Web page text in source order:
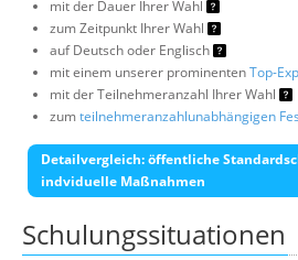
mit der Dauer Ihrer Wahl
zum Zeitpunkt Ihrer Wahl
auf Deutsch oder Englisch
mit einem unserer prominentenTop-
mit der Teilnehmeranzahl Ihrer Wahl
zumteilnehmeranzahlunabhängigen
Detailvergleich: öffentliche
indviduelle Maßnahmen
Schulungssituationen